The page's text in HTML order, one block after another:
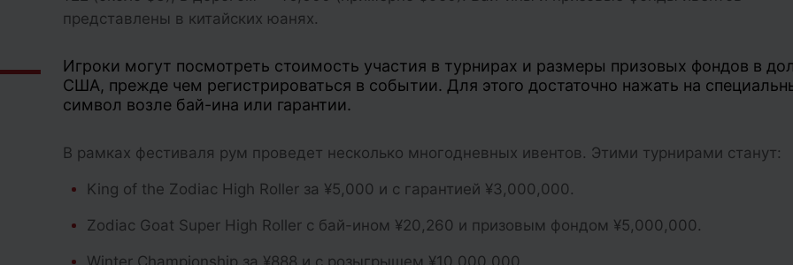
представлены в китайских юанях.
Игроки могут посмотреть стоимость участия в турнирах и размеры призовых фондов в
США, прежде чем регистрироваться в событии. Для этого достаточно нажать на
символ возле бай-ина или гарантии.
В рамках фестиваля рум проведет несколько многодневных ивентов. Этими турнирами станут:
King of the Zodiac High Roller за ¥5,000 и с гарантией ¥3,000,000.
Zodiac Goat Super High Roller с бай-ином ¥20,260 и призовым фондом ¥5,000,000.
Winter Championship за ¥888 и с розыгрышем ¥10,000,000.